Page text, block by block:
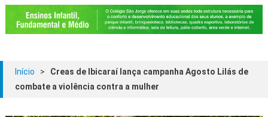
Início >
Creas de Ibicaraí lança campanha Agosto Lilás de
combate a violência contra a mulher